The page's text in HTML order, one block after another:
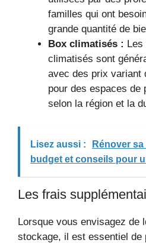
familles qui ont
grande quantité de
Box climatisés : Les
climatisés sont
avec des prix variant
pour des espaces de
selon la région et la
Lisez aussi :
Rénover
budget et conseils pour
Les frais
Lorsque vous envisagez de
stockage, il est essentiel de